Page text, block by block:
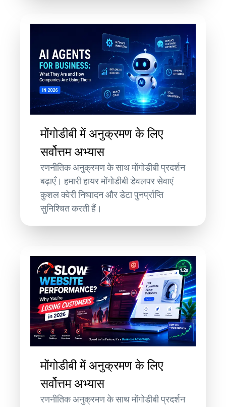
मोंगोडीबी में अनुक्रमण के लिए
सर्वोत्तम अभ्यास
रणनीतिक अनुक्रमण के साथ मोंगोडीबी प्रदर्शन
बढ़ाएँ। हमारी हायर मोंगोडीबी डेवलपर सेवाएं
कुशल क्वेरी निष्पादन और डेटा पुनर्प्राप्ति
सुनिश्चित करती हैं।
मोंगोडीबी में अनुक्रमण के लिए
सर्वोत्तम अभ्यास
रणनीतिक अनुक्रमण के साथ मोंगोडीबी प्रदर्शन